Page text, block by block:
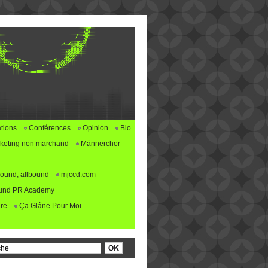
Conférences Opinion
Bio
non marchand
Männerchor
allbound
mjccd.com
PR Academy
Ça Glâne Pour Moi